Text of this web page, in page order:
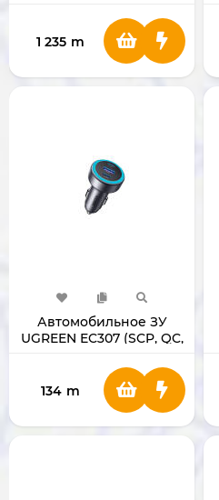
1 235 m
Автомобильное ЗУ
UGREEN EC307 (SCP, QC,
DCP)
134 m